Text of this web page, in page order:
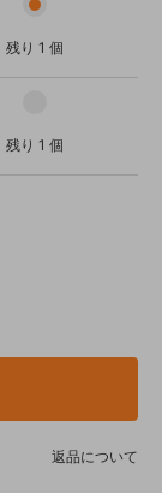
残り 1 個
残り 1 個
返品について